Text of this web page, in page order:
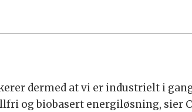
dermed at vi er industrielt i
og biobasert energiløsning, sier